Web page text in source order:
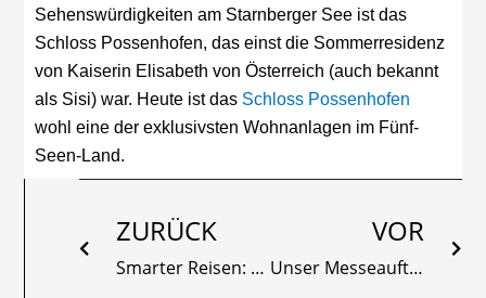
Sehenswürdigkeiten am Starnberger See ist das
Schloss Possenhofen, das einst die Sommerresidenz
von Kaiserin Elisabeth von Österreich (auch bekannt
als Sisi) war. Heute ist das Schloss Possenhofen
wohl eine der exklusivsten Wohnanlagen im Fünf-
Seen-Land.
ZURÜCK
Smarter Reisen: Die Instagrammablesten Zwischenstop Flughäfen weltweit
VOR
Unser Messeauftritt auf der AERO 2023, 19. – 22. April